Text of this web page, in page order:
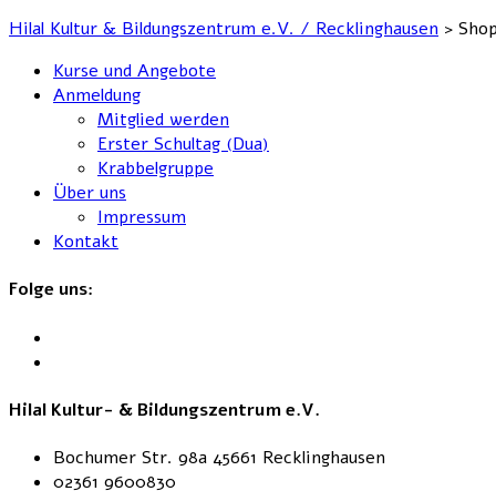
Hilal Kultur & Bildungszentrum e.V. / Recklinghausen > Shop
Kurse und Angebote
Anmeldung
Mitglied werden
Erster Schultag (Dua)
Krabbelgruppe
Über uns
Impressum
Kontakt
Folge uns:
Hilal Kultur- & Bildungszentrum e.V.
Bochumer Str. 98a 45661 Recklinghausen
02361 9600830